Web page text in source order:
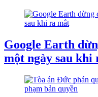
Google Earth
một ngày sau khi